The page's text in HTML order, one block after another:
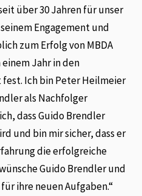
über 30 Jahren für unser
Engagement und
zum Erfolg von MBDA
Jahr in den
Ich bin Peter Heilmeier
als Nachfolger
dass Guido Brendler
und bin mir sicher, dass er
die erfolgreiche
Guido Brendler und
ihre neuen Aufgaben.“